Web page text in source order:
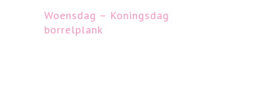
Woensdag – Koningsdag
borrelplank